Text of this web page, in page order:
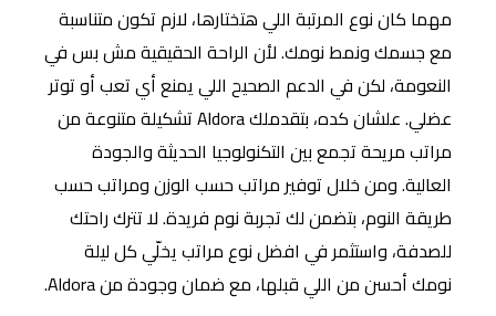
مهما كان نوع المرتبة اللي هتختارها، لازم تكون متناسبة
مع جسمك ونمط نومك. لأن الراحة الحقيقية مش بس في
النعومة، لكن في الدعم الصحيح اللي يمنع أي تعب أو توتر
عضلي. علشان كده، بتقدملك Aldora تشكيلة متنوعة من
مراتب مريحة تجمع بين التكنولوجيا الحديثة والجودة
العالية. ومن خلال توفير مراتب حسب الوزن ومراتب حسب
طريقة النوم، بتضمن لك تجربة نوم فريدة. لا تترك راحتك
للصدفة، واستثمر في افضل نوع مراتب يخلّي كل ليلة
نومك أحسن من اللي قبلها، مع ضمان وجودة من Aldora.